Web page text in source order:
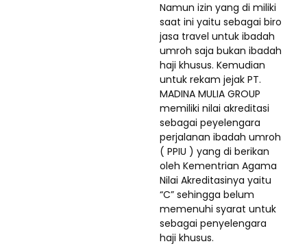
Namun izin yang di miliki
saat ini yaitu sebagai biro
jasa travel untuk ibadah
umroh saja bukan ibadah
haji khusus. Kemudian
untuk rekam jejak PT.
MADINA MULIA GROUP
memiliki nilai akreditasi
sebagai peyelengara
perjalanan ibadah umroh
( PPIU ) yang di berikan
oleh Kementrian Agama
Nilai Akreditasinya yaitu
“C” sehingga belum
memenuhi syarat untuk
sebagai penyelengara
haji khusus.